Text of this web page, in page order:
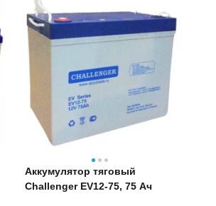
Аккумулятор тяговый
Challenger EV12-75, 75 Ач